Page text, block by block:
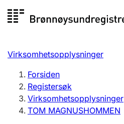
til
Registersøk
Aksjeselskap
Enkeltpersonforetak
Registrere, endre, slette
Virksomhetsopplysninger
Forsiden
Registersøk
Virksomhetsopplysninger
TOM MAGNUSHOMMEN